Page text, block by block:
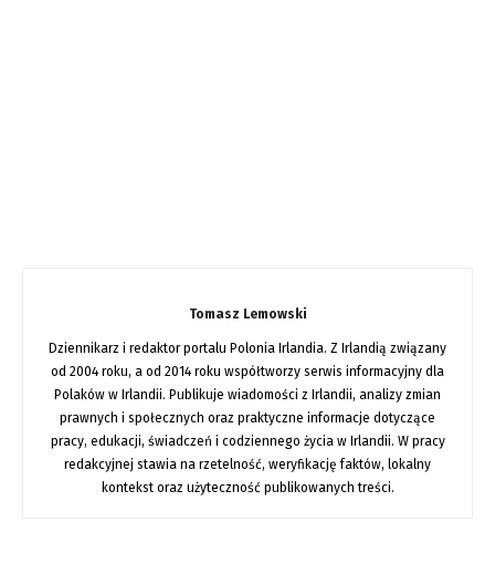
Tomasz Lemowski
Dziennikarz i redaktor portalu Polonia Irlandia. Z Irlandią związany
od 2004 roku, a od 2014 roku współtworzy serwis informacyjny dla
Polaków w Irlandii. Publikuje wiadomości z Irlandii, analizy zmian
prawnych i społecznych oraz praktyczne informacje dotyczące
pracy, edukacji, świadczeń i codziennego życia w Irlandii. W pracy
redakcyjnej stawia na rzetelność, weryfikację faktów, lokalny
kontekst oraz użyteczność publikowanych treści.